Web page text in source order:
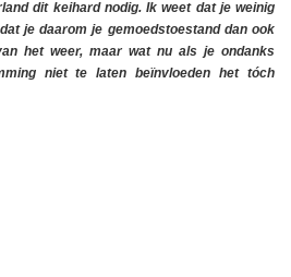
dit keihard nodig. Ik weet dat je weinig
je daarom je gemoedstoestand dan ook
het weer, maar wat nu als je ondanks
niet te laten beïnvloeden het tóch